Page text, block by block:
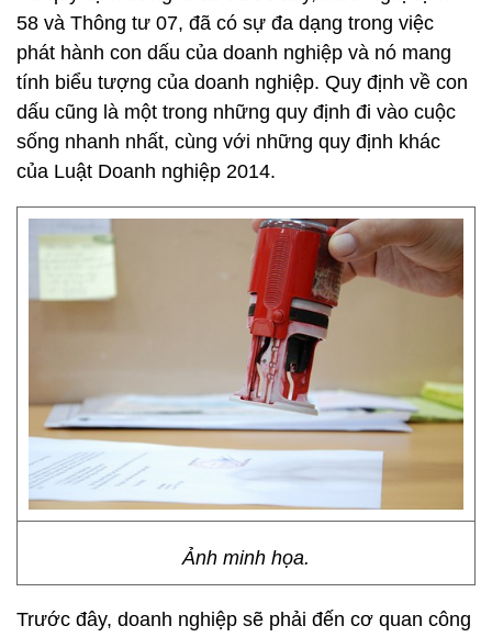
58 và Thông tư 07, đã có sự đa dạng trong việc
phát hành con dấu của doanh nghiệp và nó mang
tính biểu tượng của doanh nghiệp. Quy định về con
dấu cũng là một trong những quy định đi vào cuộc
sống nhanh nhất, cùng với những quy định khác
của Luật Doanh nghiệp 2014.
Ảnh minh họa.
Trước đây, doanh nghiệp sẽ phải đến cơ quan công